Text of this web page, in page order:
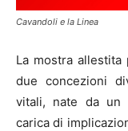
Cavandoli e la Linea
La mostra
due concezioni
vitali, nate da un
carica di